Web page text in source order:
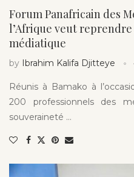
Forum Panafricain des
l’Afrique veut
médiatique
by Ibrahim Kalifa Djitteye
Réunis à Bamako à
200 professionnels des
souveraineté …